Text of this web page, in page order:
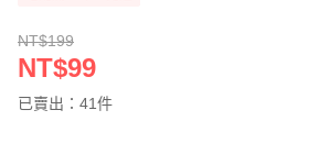
NT$199
NT$99
已賣出：41件